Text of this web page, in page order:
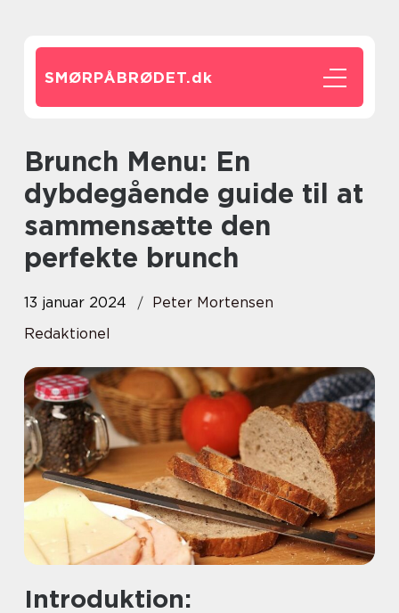
SMØRPÅBRØDET.dk
Brunch Menu: En
dybdegående guide til at
sammensætte den
perfekte brunch
13 januar 2024
Peter Mortensen
Redaktionel
Introduktion: